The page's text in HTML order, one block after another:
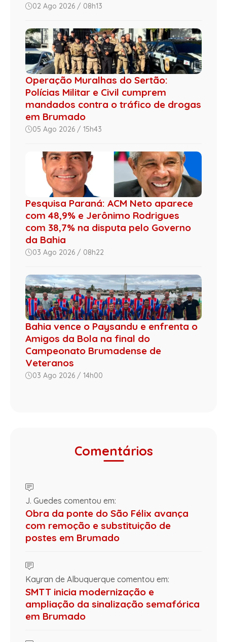
02 Ago 2026 / 08h13
Operação Muralhas do Sertão:
Polícias Militar e Civil cumprem
mandados contra o tráfico de drogas
em Brumado
05 Ago 2026 / 15h43
Pesquisa Paraná: ACM Neto aparece
com 48,9% e Jerônimo Rodrigues
com 38,7% na disputa pelo Governo
da Bahia
03 Ago 2026 / 08h22
Bahia vence o Paysandu e enfrenta o
Amigos da Bola na final do
Campeonato Brumadense de
Veteranos
03 Ago 2026 / 14h00
Comentários
J. Guedes comentou em:
Obra da ponte do São Félix avança
com remoção e substituição de
postes em Brumado
Kayran de Albuquerque comentou em:
SMTT inicia modernização e
ampliação da sinalização semafórica
em Brumado